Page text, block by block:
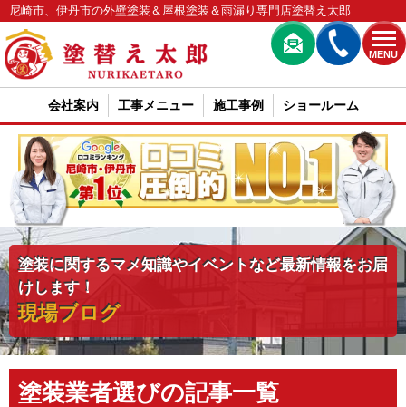
MENU
尼崎市、伊丹市の外壁塗装＆屋根塗装＆雨漏り専門店塗替え太郎
会社案内 工事メニュー 施工事例 ショールーム
塗装に関するマメ知識やイベントなど最新情報をお届
けします！
現場ブログ
塗装業者選びの記事一覧